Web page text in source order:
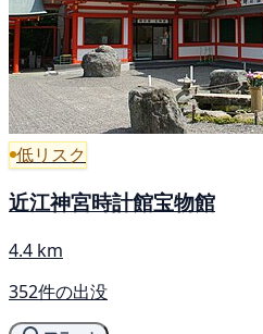
低リスク
近江神宮時計館宝物館
4.4 km
352件の出没